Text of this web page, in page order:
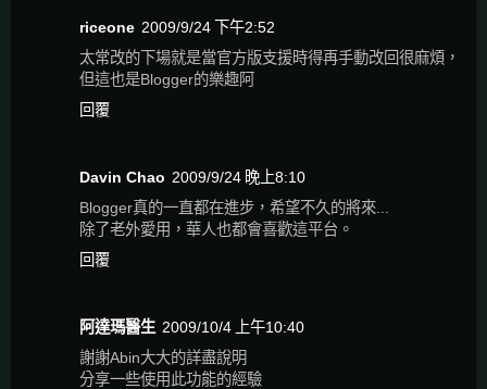
riceone 2009/9/24 下午2:52
太常改的下場就是當官方版支援時得再手動改回很麻煩，
但這也是Blogger的樂趣阿
回覆
Davin Chao 2009/9/24 晚上8:10
Blogger真的一直都在進步，希望不久的將來...
除了老外愛用，華人也都會喜歡這平台。
回覆
阿達瑪醫生 2009/10/4 上午10:40
謝謝Abin大大的詳盡說明
分享一些使用此功能的經驗